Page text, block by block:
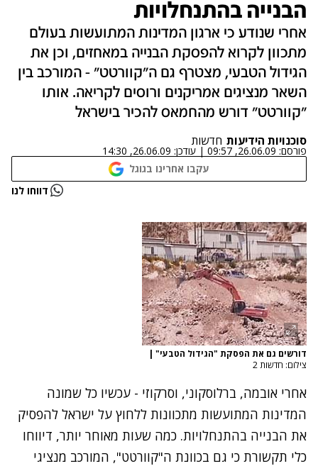
הבנייה בהתנחלויות
אחרי שנודע כי ארגון המדינות המתועשות בעולם
מתכוון לקרוא להפסקת הבנייה במאחזים, וכן את
הגידול הטבעי, מצטרף גם ה"קוורטט" - המורכב בין
השאר מנציגים אמריקנים ורוסים לקריאה. אותו
"קוורטט" דורש מהחמאס להכיר בישראל
סוכנויות הידיעות חדשות
פורסם: 26.06.09, 09:57
| עודכן: 26.06.09, 14:30
עקבו אחרינו בגוגל
דווחו לנו
דורשים גם את הפסקת "הגידול הטבעי" |
צילום: חדשות 2
אחרי אובמה, ברלוסקוני, וסרקוזי - עכשיו כל שמונה
המדינות המתועשות מתכוונות ללחוץ על ישראל להפסיק
את הבנייה בהתנחלויות. כמה שעות מאוחר יותר, דיווחו
כלי תקשורת כי גם בכוונת ה"קוורטט", המורכב מנציגי